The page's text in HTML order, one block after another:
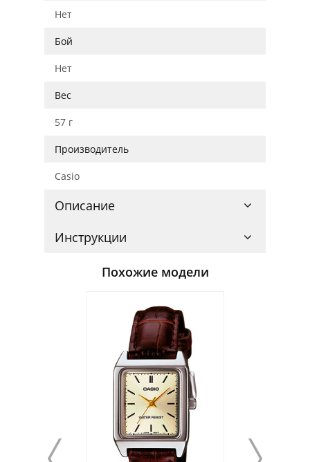
Нет
Бой
Нет
Вес
57 г
Производитель
Casio
Описание
Инструкции
Похожие модели